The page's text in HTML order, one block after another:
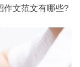
作文范文有哪些?